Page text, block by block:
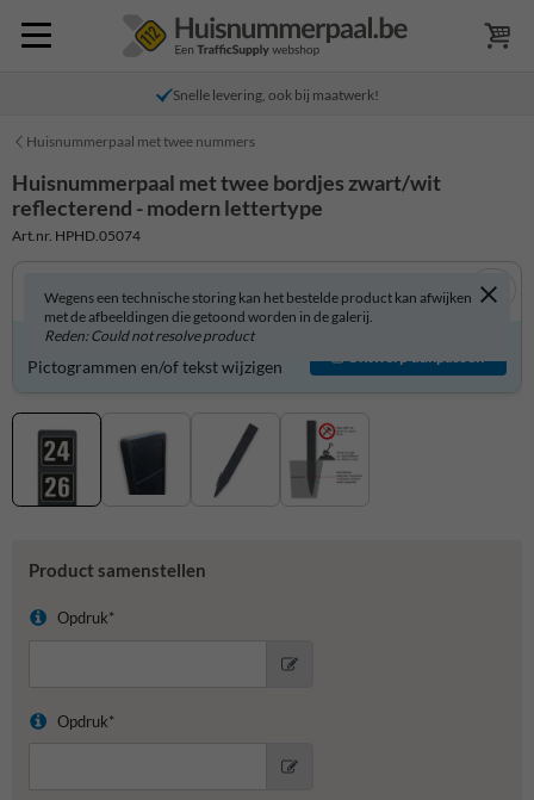
Snelle levering, ook bij maatwerk!
Huisnummerpaal met twee nummers
Huisnummerpaal met twee bordjes zwart/wit
reflecterend - modern lettertype
Art.nr. HPHD.05074
Wegens een technische storing kan het bestelde product kan afwijken
met de afbeeldingen die getoond worden in de galerij.
Reden: Could not resolve product
Product zelf aanpassen?
Pictogrammen en/of tekst wijzigen
Ontwerp aanpassen
Product samenstellen
Opdruk*
Opdruk*